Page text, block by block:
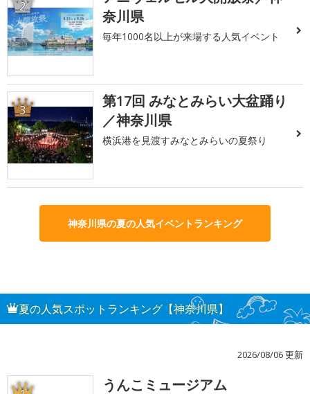
2
奈川県
毎年1000名以上が来場する人気イベント
3
第17回 みなとみらい大盆踊り
／神奈川県
横浜港を見渡すみなとみらいの夏祭り
神奈川県の夏の人気イベントランキング
夏の人気スポットランキング【神奈川県】
2026/08/06 更新
うんこミュージアム